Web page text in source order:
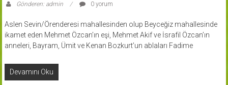
Gönderen: admin 0 yorum
Aslen Sevin/Örenderesi mahallesinden olup Beyceğiz mahallesinde
ikamet eden Mehmet Özcan’ın eşi, Mehmet Akif ve İsrafil Özcan’ın
anneleri, Bayram, Ümit ve Kenan Bozkurt’un ablaları Fadime
Devamını Oku